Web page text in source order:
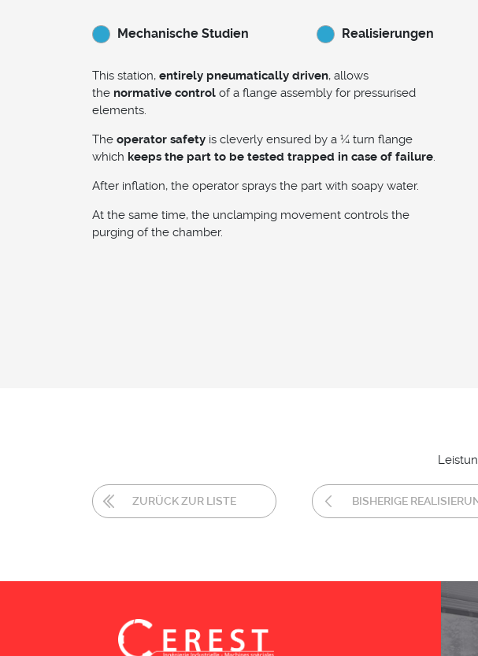
Mechanische Studien Realisierungen
This station, entirely pneumatically driven, allows
the normative control of a flange assembly for pressurised
elements.
The operator safety is cleverly ensured by a ¼ turn flange
which keeps the part to be tested trapped in case of failure.
After inflation, the operator sprays the part with soapy water.
At the same time, the unclamping movement controls the
purging of the chamber.
BISHERIGE
ZURÜCK ZUR LISTE